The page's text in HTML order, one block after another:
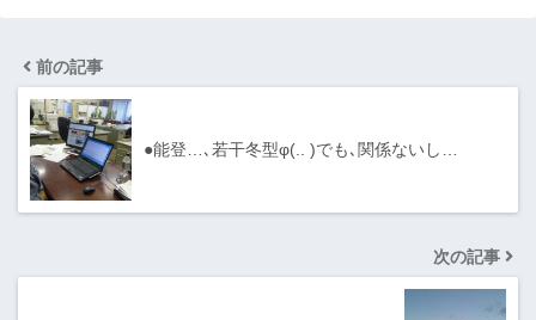
前の記事
●能登…､若干冬型φ(.. )でも､関係ないし…
次の記事